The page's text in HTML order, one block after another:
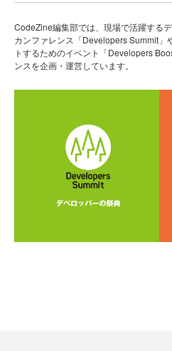
CodeZine編集部では、現場で活躍する
カンファレンス「Developers Summit」
トするためのイベント「Developers
ンスを企画・運営しています。